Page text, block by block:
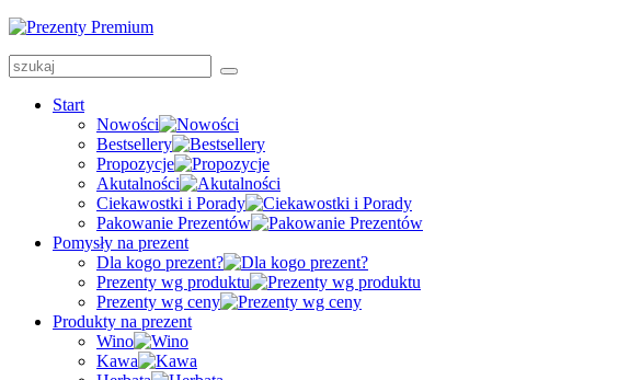
Start
Nowości
Bestsellery
Propozycje
Akutalności
Ciekawostki i Porady
Pakowanie Prezentów
Pomysły na prezent
Dla kogo prezent?
Prezenty wg produktu
Prezenty wg ceny
Produkty na prezent
Wino
Kawa